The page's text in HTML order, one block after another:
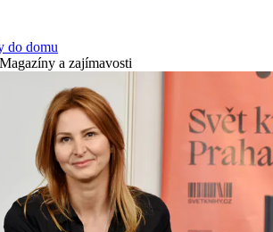
do domu
Magazíny a zajímavosti